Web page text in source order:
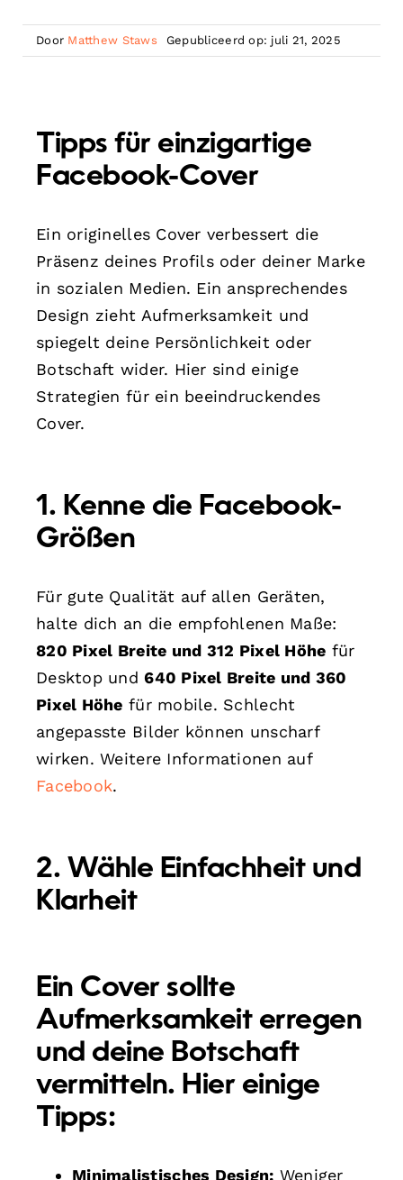
Door Matthew Staws Gepubliceerd op: juli 21, 2025
Tipps für einzigartige
Facebook-Cover
Ein originelles Cover verbessert die
Präsenz deines Profils oder deiner Marke
in sozialen Medien. Ein ansprechendes
Design zieht Aufmerksamkeit und
spiegelt deine Persönlichkeit oder
Botschaft wider. Hier sind einige
Strategien für ein beeindruckendes
Cover.
1. Kenne die Facebook-
Größen
Für gute Qualität auf allen Geräten,
halte dich an die empfohlenen Maße:
820 Pixel Breite und 312 Pixel Höhe für
Desktop und640 Pixel Breite und 360
Pixel Höhe für mobile. Schlecht
angepasste Bilder können unscharf
wirken. Weitere Informationen auf
Facebook.
2. Wähle Einfachheit und
Klarheit
Ein Cover sollte
Aufmerksamkeit erregen
und deine Botschaft
vermitteln. Hier einige
Tipps:
Minimalistisches Design: Weniger